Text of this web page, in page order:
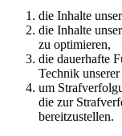
die Inhalte
die Inhalte
zu optimieren,
die dauerhafte
Technik
um
die zur
bereitzustellen.